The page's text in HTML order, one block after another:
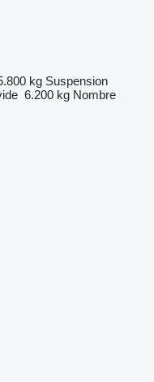
kg Suspension
6.200 kg Nombre